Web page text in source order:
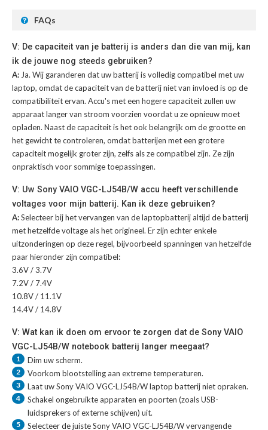
FAQs
V: De capaciteit van je batterij is anders dan die van mij, kan
ik de jouwe nog steeds gebruiken?
A: Ja. Wij garanderen dat uw batterij is volledig compatibel met uw
laptop, omdat de capaciteit van de batterij niet van invloed is op de
compatibiliteit ervan. Accu's met een hogere capaciteit zullen uw
apparaat langer van stroom voorzien voordat u ze opnieuw moet
opladen. Naast de capaciteit is het ook belangrijk om de grootte en
het gewicht te controleren, omdat batterijen met een grotere
capaciteit mogelijk groter zijn, zelfs als ze compatibel zijn. Ze zijn
onpraktisch voor sommige toepassingen.
V: Uw Sony VAIO VGC-LJ54B/W accu heeft verschillende
voltages voor mijn batterij. Kan ik deze gebruiken?
A:Selecteer bij het vervangen van de laptopbatterij altijd de batterij
met hetzelfde voltage als het origineel. Er zijn echter enkele
uitzonderingen op deze regel, bijvoorbeeld spanningen van hetzelfde
paar hieronder zijn compatibel:
3.6V / 3.7V
7.2V / 7.4V
10.8V / 11.1V
14.4V / 14.8V
V: Wat kan ik doen om ervoor te zorgen dat de Sony VAIO
VGC-LJ54B/W notebook batterij langer meegaat?
1 Dim uw scherm.
2 Voorkom blootstelling aan extreme temperaturen.
3 Laat uwSony VAIO VGC-LJ54B/W laptop batterijniet opraken.
4
Schakel ongebruikte apparaten en poorten (zoals USB-
luidsprekers of externe schijven) uit.
5 Selecteer de juisteSony VAIO VGC-LJ54B/W vervangende